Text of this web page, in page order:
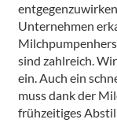
Unternehmen
sind zahlreich.
ein. Auch ein
muss dank der
frühzeitiges